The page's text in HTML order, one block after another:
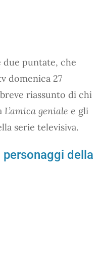
due puntate, che
domenica 27
riassunto di chi
L’amica geniale e gli
serie televisiva.
personaggi della